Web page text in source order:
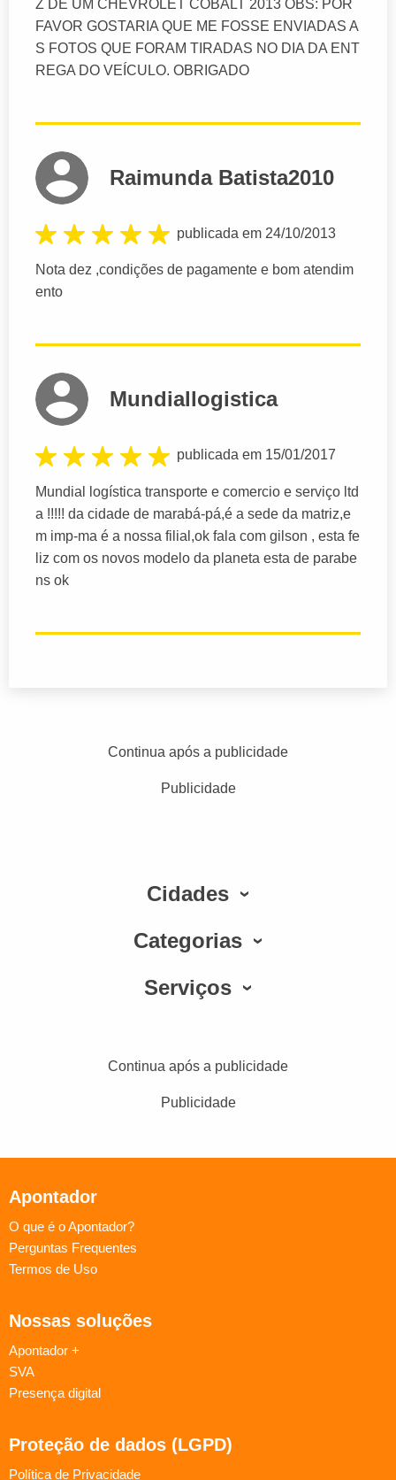
Z DE UM CHEVROLET COBALT 2013 OBS: POR
FAVOR GOSTARIA QUE ME FOSSE ENVIADAS A
S FOTOS QUE FORAM TIRADAS NO DIA DA ENT
REGA DO VEÍCULO. OBRIGADO
Raimunda Batista2010
publicada em 24/10/2013
Nota dez ,condições de pagamente e bom atendim
ento
Mundiallogistica
publicada em 15/01/2017
Mundial logística transporte e comercio e serviço ltd
a !!!!! da cidade de marabá-pá,é a sede da matriz,e
m imp-ma é a nossa filial,ok fala com gilson , esta fe
liz com os novos modelo da planeta esta de parabe
ns ok
Continua após a publicidade
Publicidade
Cidades
Categorias
Serviços
Continua após a publicidade
Publicidade
Apontador
O que é o Apontador?
Perguntas Frequentes
Termos de Uso
Nossas soluções
Apontador +
SVA
Presença digital
Proteção de dados (LGPD)
Política de Privacidade